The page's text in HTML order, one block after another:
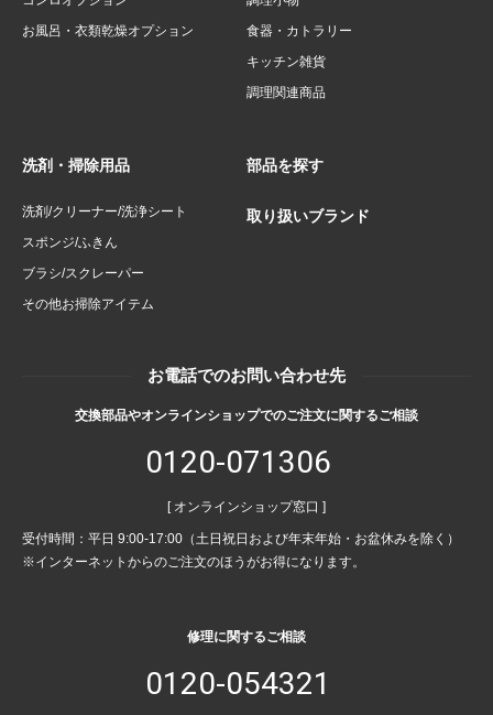
お風呂・衣類乾燥オプション
食器・カトラリー
キッチン雑貨
調理関連商品
洗剤・掃除用品
洗剤/クリーナー/洗浄シート
スポンジ/ふきん
ブラシ/スクレーパー
その他お掃除アイテム
部品を探す
取り扱いブランド
お電話でのお問い合わせ先
交換部品やオンラインショップでのご注文に関するご相談
0120-071306
[ オンラインショップ窓口 ]
受付時間：平日 9:00-17:00（土日祝日および年末年始・お盆休みを除く）
※インターネットからのご注文のほうがお得になります。
修理に関するご相談
0120-054321